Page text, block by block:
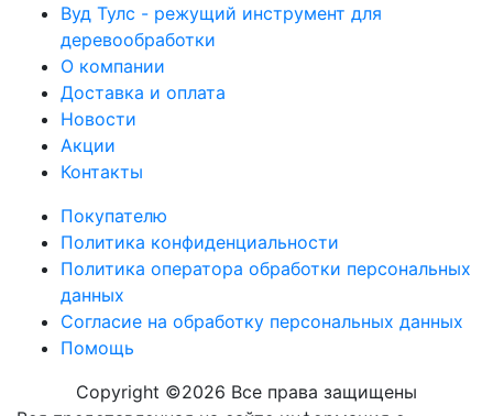
Вуд Тулс - режущий инструмент для
деревообработки
О компании
Доставка и оплата
Новости
Акции
Контакты
Покупателю
Политика конфиденциальности
Политика оператора обработки персональных
данных
Согласие на обработку персональных данных
Помощь
Copyright ©2026 Вcе права защищены